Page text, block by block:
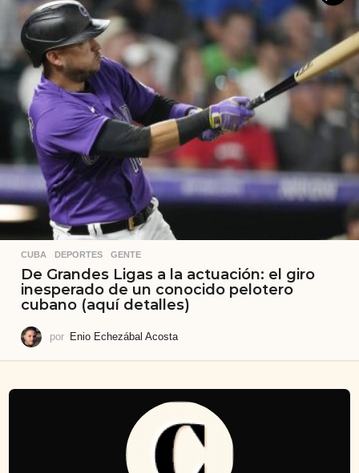
CUBA ,DEPORTES ,GENTE
De Grandes Ligas a la actuación: el giro
inesperado de un conocido pelotero
cubano (aquí detalles)
por Enio Echezábal Acosta